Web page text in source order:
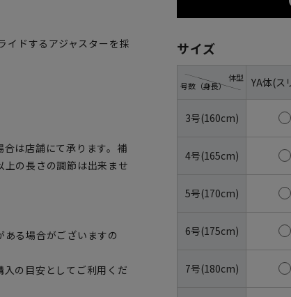
ドするアジャスターを採
は店舗にて承ります。補
の長さの調節は出来ませ
る場合がございますの
の目安としてご利用くだ
サイズ
号数（身長）
体型 YA体(ス
3号(160cm)
4号(165cm)
5号(170cm)
6号(175cm)
7号(180cm)